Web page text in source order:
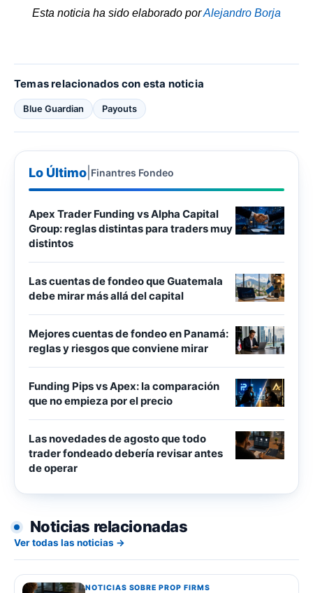
Esta noticia ha sido elaborado porAlejandro Borja
Temas relacionados con esta noticia
Blue Guardian Payouts
Lo Último Finantres Fondeo
Apex Trader Funding vs Alpha Capital
Group: reglas distintas para traders muy
distintos
Las cuentas de fondeo que Guatemala
debe mirar más allá del capital
Mejores cuentas de fondeo en Panamá:
reglas y riesgos que conviene mirar
Funding Pips vs Apex: la comparación
que no empieza por el precio
Las novedades de agosto que todo
trader fondeado debería revisar antes
de operar
Noticias relacionadas
Ver todas las noticias →
NOTICIAS SOBRE PROP FIRMS